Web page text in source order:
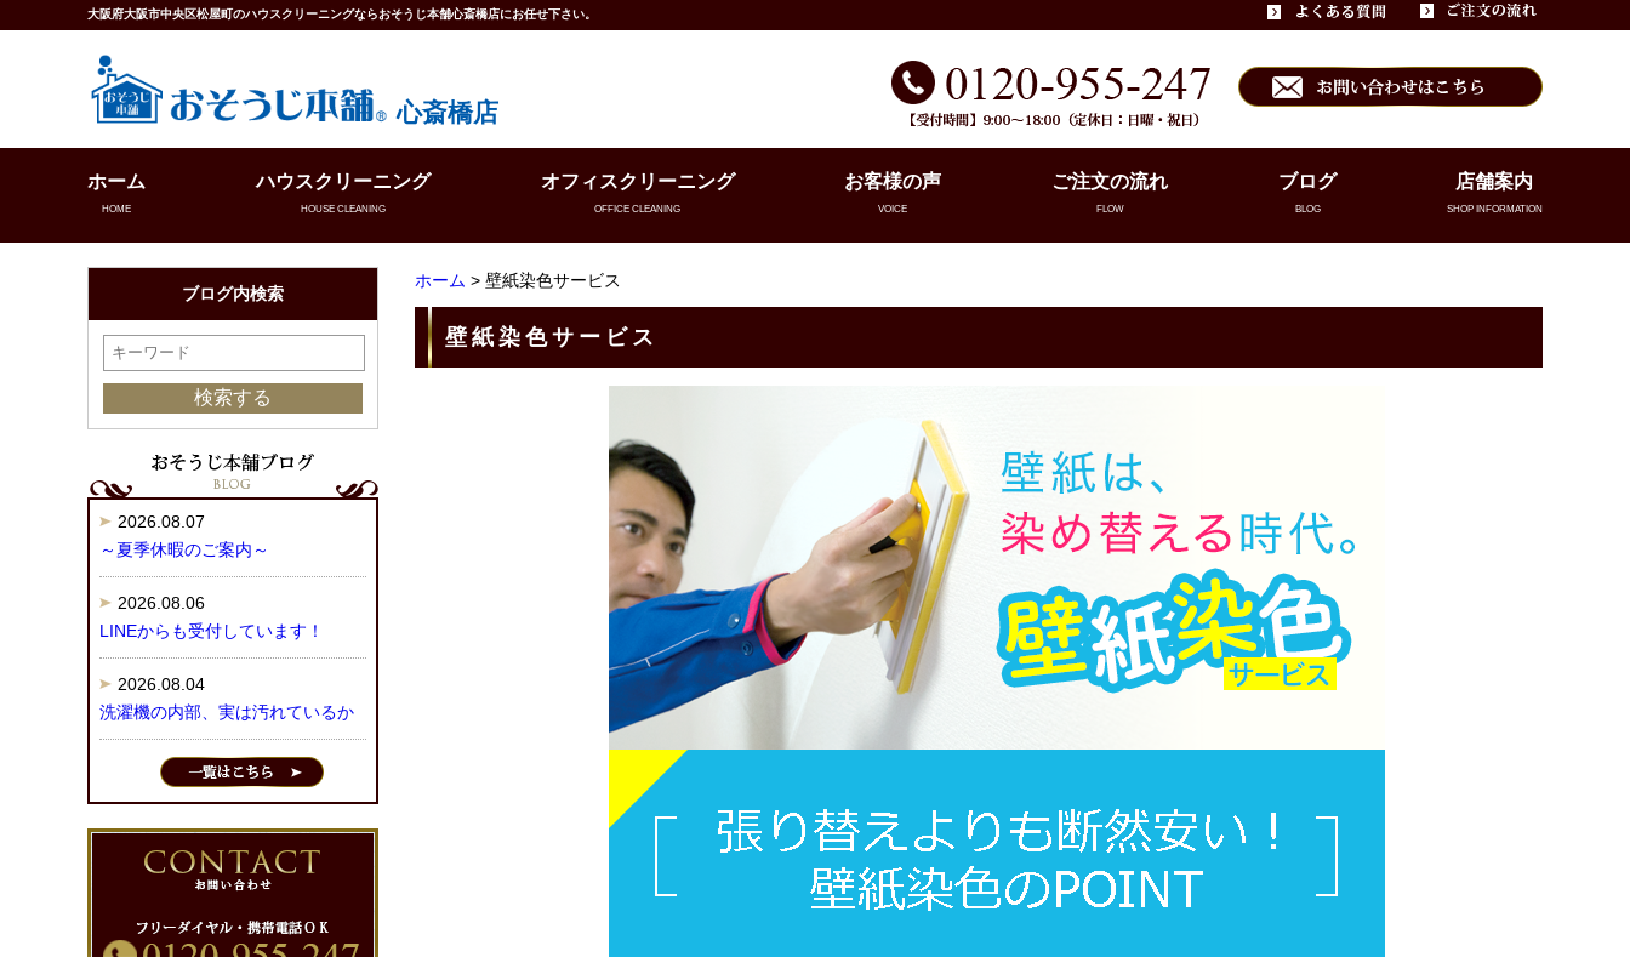
大阪府大阪市中央区松屋町のハウスクリーニングならおそうじ本舗心斎橋店にお任せ下さい。
心斎橋店
ホーム
HOME
ハウスクリーニング
HOUSE CLEANING
オフィスクリーニング
OFFICE CLEANING
お客様の声
VOICE
ご注文の流れ
FLOW
ブログ
BLOG
店舗案内
SHOP INFORMATION
ホーム > 壁紙染色サービス
壁紙染色サービス
ブログ内検索
2026.08.07
～夏季休暇のご案内～
2026.08.06
LINEからも受付しています！
2026.08.04
洗濯機の内部、実は汚れているか